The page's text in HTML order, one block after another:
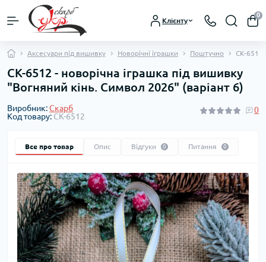
Клієнту
0
Аксесуари під вишивку Новорічні іграшки Поштучно СК-6512
СК-6512 - новорічна іграшка під вишивку
"Вогняний кінь. Символ 2026" (варіант 6)
Виробник:Скарб
Код товару: СК-6512
0
Все про товар Опис Відгуки 0 Питання 0